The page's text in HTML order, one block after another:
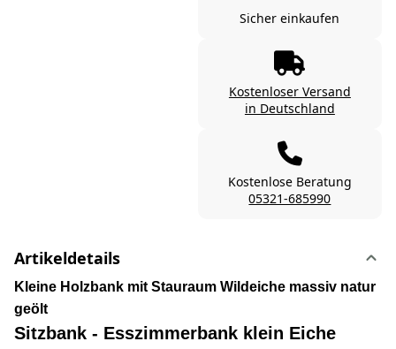
Sicher einkaufen
Kostenloser Versand
in Deutschland
Kostenlose Beratung
05321-685990
Artikeldetails
Kleine Holzbank mit Stauraum Wildeiche massiv natur
geölt
Sitzbank - Esszimmerbank klein Eiche